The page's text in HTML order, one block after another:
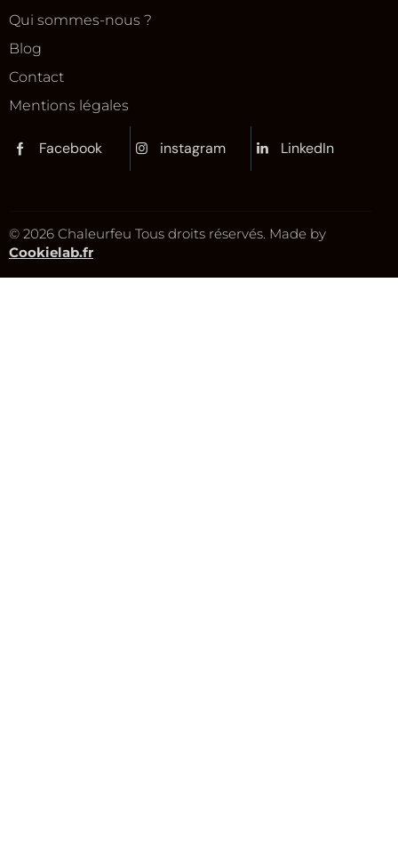
Qui sommes-nous ?
Blog
Contact
Mentions légales
Facebook instagram LinkedIn
© 2026 Chaleurfeu Tous droits réservés. Made by
Cookielab.fr